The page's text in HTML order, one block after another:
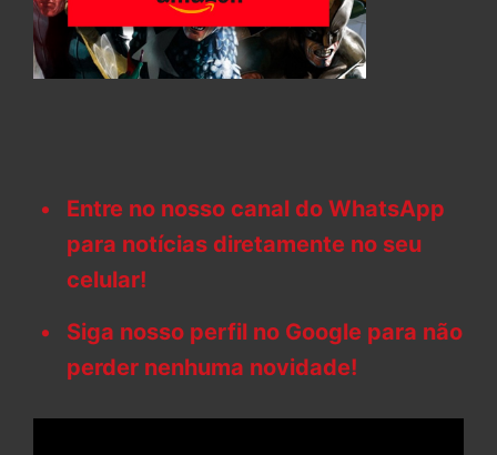
Entre no nosso canal do WhatsApp
para notícias diretamente no seu
celular!
Siga nosso perfil no Google para não
perder nenhuma novidade!